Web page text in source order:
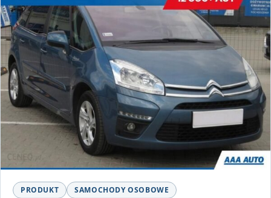
PRODUKT SAMOCHODY OSOBOWE